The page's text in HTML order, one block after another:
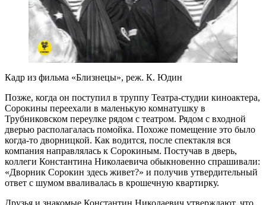
Кадр из фильма «Близнецы», реж. К. Юдин
Позже, когда он поступил в труппу Театра-студии киноактера,
Сорокины переехали в маленькую комнатушку в
Трубниковском переулке рядом с театром. Рядом с входной
дверью располагалась помойка. Похоже помещение это было
когда-то дворницкой. Как водится, после спектакля вся
компания направлялась к Сорокиным. Постучав в дверь,
коллеги Константина Николаевича обыкновенно спрашивали:
«Дворник Сорокин здесь живет?» и получив утвердительный
ответ с шумом вваливалась в крошечную квартирку.
Друзья и знакомые Константин Николаевич утверждают, что